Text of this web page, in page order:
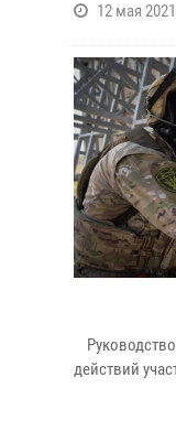
12 мая
действий